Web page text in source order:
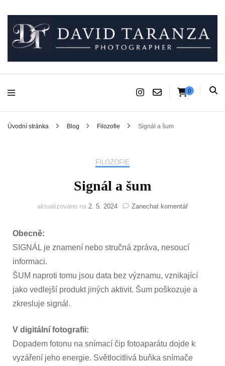
David Taranza
Fotograf pro chvíle, na kterých záleží.
0
Úvodní stránka Blog Filozofie Signál a šum
FILOZOFIE
Signál a šum
aktualizováno na 2. 5. 2024 Zanechat komentářna
Obecně:
SIGNÁL je znamení nebo stručná zpráva, nesoucí
informaci.
ŠUM naproti tomu jsou data bez významu, vznikající
jako vedlejší produkt jiných aktivit. Šum poškozuje a
zkresluje signál.
V digitální fotografii:
Dopadem fotonu na snímací čip fotoaparátu dojde k
vyzáření jeho energie. Světlocitlivá buňka snímače